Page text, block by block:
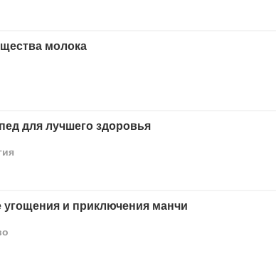
молока
для лучшего здоровья
и приключения манчи